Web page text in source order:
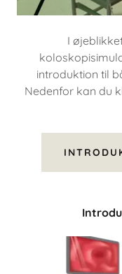
I
introduktion til
Nedenfor kan du